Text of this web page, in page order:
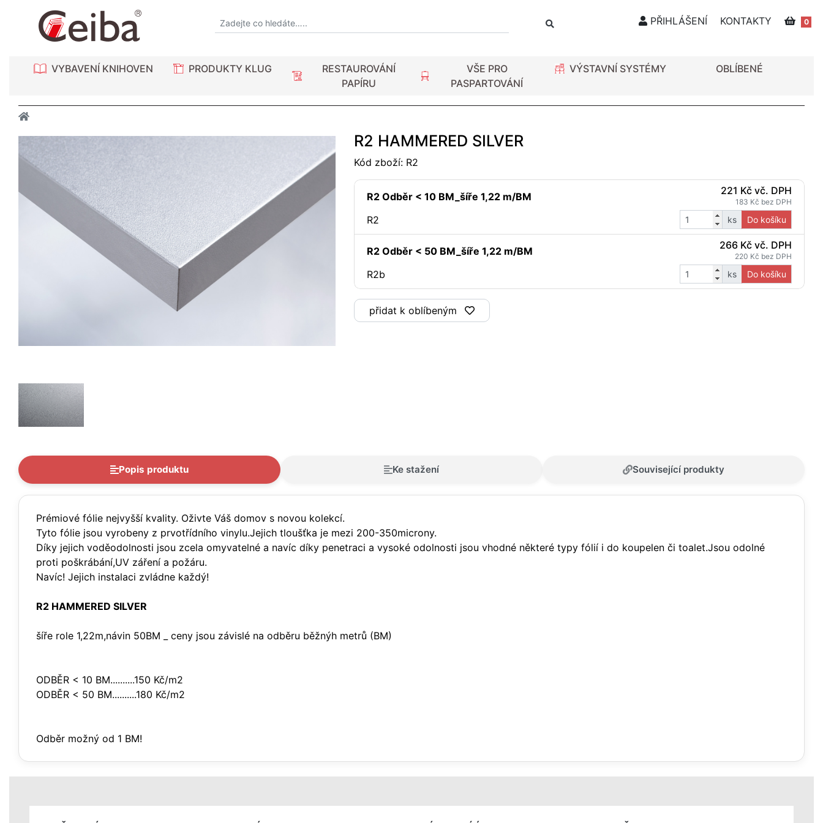
PŘIHLÁŠENÍ KONTAKTY 0
VYBAVENÍ KNIHOVEN PRODUKTY KLUG
RESTAUROVÁNÍ
PAPÍRU
VŠE PRO
PASPARTOVÁNÍ
VÝSTAVNÍ SYSTÉMY OBLÍBENÉ
R2 HAMMERED SILVER
Kód zboží: R2
R2 Odběr < 10 BM_šíře 1,22 m/BM 221 Kč vč. DPH
183 Kč bez DPH
R2 ks Do košíku
R2 Odběr < 50 BM_šíře 1,22 m/BM 266 Kč vč. DPH
220 Kč bez DPH
R2b ks Do košíku
přidat k oblíbeným
Popis produktu Ke stažení Související produkty
Prémiové fólie nejvyšší kvality. Oživte Váš domov s novou kolekcí.
Tyto fólie jsou vyrobeny z prvotřídního vinylu.Jejich tloušťka je mezi 200-350microny.
Díky jejich voděodolnosti jsou zcela omyvatelné a navíc díky penetraci a vysoké odolnosti jsou vhodné některé typy fólií i do koupelen či toalet.Jsou odolné
proti poškrábání,UV záření a požáru.
Navíc! Jejich instalaci zvládne každý!
R2 HAMMERED SILVER
šíře role 1,22m,návin 50BM _ ceny jsou závislé na odběru běžnýh metrů (BM)
ODBĚR < 10 BM..........150 Kč/m2
ODBĚR < 50 BM..........180 Kč/m2
Odběr možný od 1 BM!